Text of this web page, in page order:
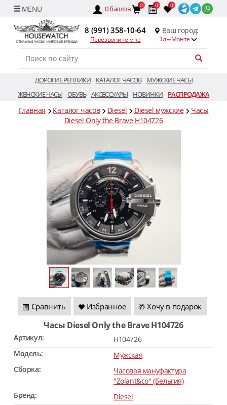
0баллов 0 0 0
8 (991) 358-10-64
Перезвоните мне
Ваш город:
Эль-Монте
ДОРОГИЕ РЕПЛИКИ КАТАЛОГ ЧАСОВ
МУЖСКИЕ ЧАСЫ
ЖЕНСКИЕ ЧАСЫ ОБУВЬ АКСЕССУАРЫ НОВИНКИ РАСПРОДАЖА
Главная Каталог часов Diesel Diesel мужские
Часы
Diesel Only the Brave H104726
Сравнить Избранное 🎁 Хочу в подарок
Часы Diesel Only the Brave H104726
Артикул:
H104726
Модель:
Мужская
Сборка:
Часовая мануфактура
"Zolant&co" (Бельгия)
Бренд:
Diesel